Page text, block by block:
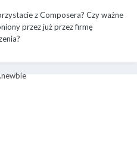
z Composera? Czy ważne
przez już przez firmę